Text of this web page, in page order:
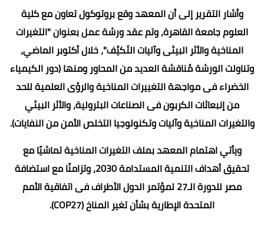
وأشار التقرير إلى أن المعهد وقع بروتوكول تعاون مع كلية
العلوم جامعة القاهرة، وتم عقد ورشة عمل بعنوان "التغيرات
المناخية والأثر البيئى وآليات التَكيُف"، خلال أكتوبر الماضي،
وتناولت الورشة مُناقشة العديد من المحاور ومنها (دور الكيمياء
الخضراء فى مواجهة التغييرات المناخية والرؤى العلمية للحد
من إنبعاثات الكربون فى الصناعات البترولية، والأثر البيئي
والتغيرات المناخية وآليات وتكنولوجيا التخلص الأمن من النفايات).
ويأتي اهتمام المعهد بملف التغيرات المناخية تماشيًا مع
تحقيق أهداف التنمية المستدامة 2030، وتزامنًا مع استضافة
مصر للدورة الـ27 لمؤتمر الدول الأطراف فى اتفاقية الأمم
المتحدة الإطارية بشأن تغير المناخ (COP27).